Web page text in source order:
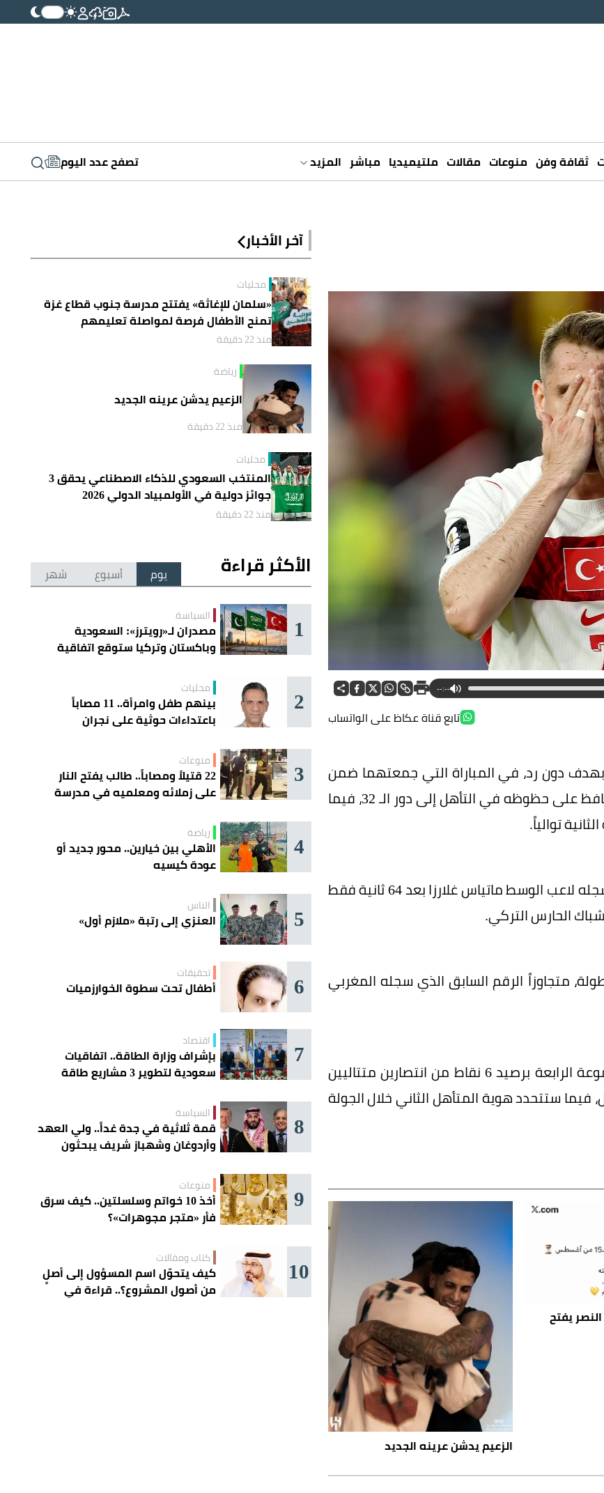
ثقافة وفن منوعات مقالات ملتيميديا مباشر المزيد تصفح عدد اليوم
--:--
تابع قناة عكاظ على الواتساب
دون رد، في المباراة التي جمعتهما ضمن
منافسات المجموعة الرابعة من كأس العالم 2026، ليحافظ على حظوظه في التأهل إلى دور الـ 32، فيما
توالياً.
وحسم منتخب باراغواي المواجهة بفضل هدف مبكر سجله لاعب الوسط ماتياس غلارزا بعد 64 ثانية فقط
الحارس التركي.
متجاوزاً الرقم السابق الذي سجله المغربي
وبهذه النتيجة، ضمنت الولايات المتحدة صدارة المجموعة الرابعة برصيد 6 نقاط من انتصارين متتاليين
فيما ستتحدد هوية المتأهل الثاني خلال الجولة
يفتح
الزعيم يدشن عرينه الجديد
آخر الأخبار
محليات
«سلمان للإغاثة» يفتتح مدرسة جنوب قطاع غزة
تمنح الأطفال فرصة لمواصلة تعليمهم
منذ 22 دقيقة
رياضة
الزعيم يدشن عرينه الجديد
منذ 22 دقيقة
محليات
المنتخب السعودي للذكاء الاصطناعي يحقق 3
جوائز دولية في الأولمبياد الدولي 2026
منذ 22 دقيقة
الأكثر قراءة يوم أسبوع شهر
1 السياسة
مصدران لـ«رويترز»: السعودية
وباكستان وتركيا ستوقع اتفاقية
2 محليات
بينهم طفل وامرأة.. 11 مصاباً
باعتداءات حوثية على نجران
3 منوعات
22 قتيلاً ومصاباً.. طالب يفتح النار
على زملائه ومعلميه في مدرسة
4 رياضة
الأهلي بين خيارين.. محور جديد أو
عودة كيسيه
5 الناس
العنزي إلى رتبة «ملازم أول»
6 تحقيقات
أطفال تحت سطوة الخوارزميات
7 اقتصاد
بإشراف وزارة الطاقة.. اتفاقيات
سعودية لتطوير 3 مشاريع طاقة
8 السياسة
قمة ثلاثية في جدة غداً.. ولي العهد
وأردوغان وشهباز شريف يبحثون
9 منوعات
أخذ 10 خواتم وسلسلتين.. كيف سرق
فأر «متجر مجوهرات»؟
10 كتاب ومقالات
كيف يتحوّل اسم المسؤول إلى أصلٍ
من أصول المشروع؟.. قراءة في